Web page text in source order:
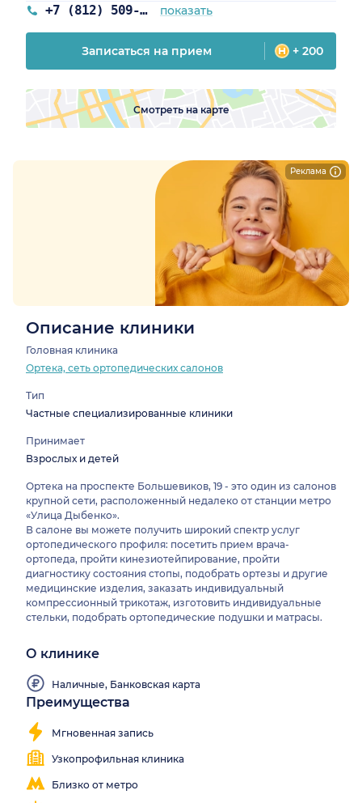
Реклама
+7 (812) 509-86-35 показать
Записаться на прием + 200
Смотреть на карте
Описание клиники
Головная клиника
Ортека, сеть ортопедических салонов
Тип
Частные специализированные клиники
Принимает
Взрослых и детей
Ортека на проспекте Большевиков, 19 - это один из салонов
крупной сети, расположенный недалеко от станции метро
«Улица Дыбенко».
В салоне вы можете получить широкий спектр услуг
ортопедического профиля: посетить прием врача-
ортопеда, пройти кинезиотейпирование, пройти
диагностику состояния стопы, подобрать ортезы и другие
медицинские изделия, заказать индивидуальный
компрессионный трикотаж, изготовить индивидуальные
стельки, подобрать ортопедические подушки и матрасы.
О клинике
Наличные, Банковская карта
Преимущества
Мгновенная запись
Узкопрофильная клиника
Близко от метро